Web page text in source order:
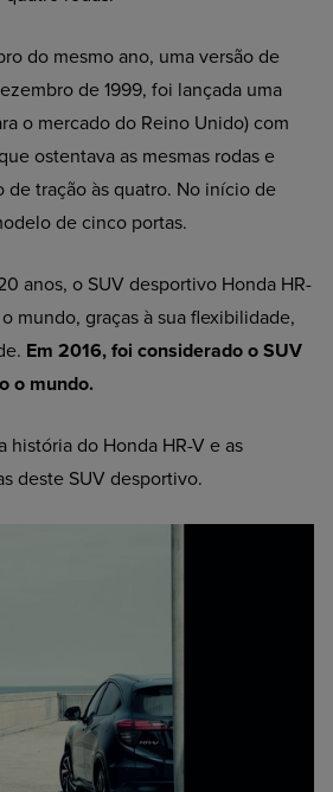
do mesmo ano, uma versão de
de 1999, foi lançada uma
o mercado do Reino Unido) com
ostentava as mesmas rodas e
de tração às quatro. No início de
de cinco portas.
anos, o SUV desportivo Honda HR-
mundo, graças à sua flexibilidade,
Em 2016, foi considerado o SUV
o mundo.
história do Honda HR-V e as
deste SUV desportivo.